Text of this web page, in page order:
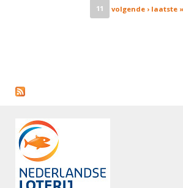
11 volgende › laatste »